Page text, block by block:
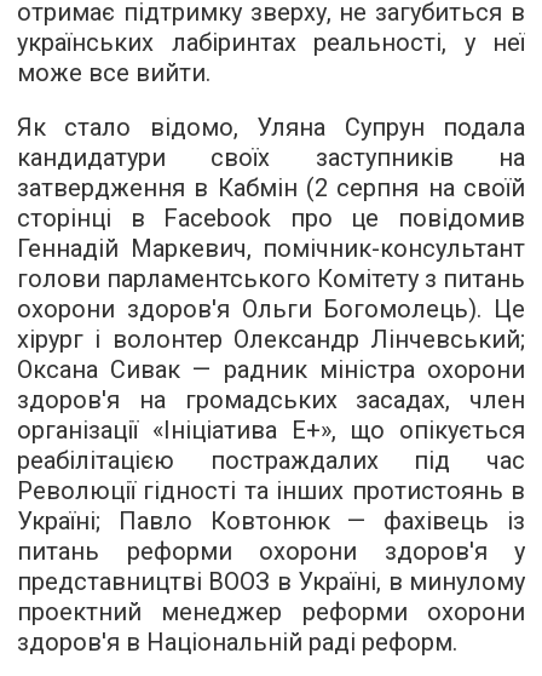
отримає підтримку зверху, не загубиться в
українських лабіринтах реальності, у неї
може все вийти.
Як стало відомо, Уляна Супрун подала
кандидатури своїх заступників на
затвердження в Кабмін (2 серпня на своїй
сторінці в Facebook про це повідомив
Геннадій Маркевич, помічник-консультант
голови парламентського Комітету з питань
охорони здоров'я Ольги Богомолець). Це
хірург і волонтер Олександр Лінчевський;
Оксана Сивак — радник міністра охорони
здоров'я на громадських засадах, член
організації «Ініціатива Е+», що опікується
реабілітацією постраждалих під час
Революції гідності та інших протистоянь в
Україні; Павло Ковтонюк — фахівець із
питань реформи охорони здоров'я у
представництві ВООЗ в Україні, в минулому
проектний менеджер реформи охорони
здоров'я в Національній раді реформ.